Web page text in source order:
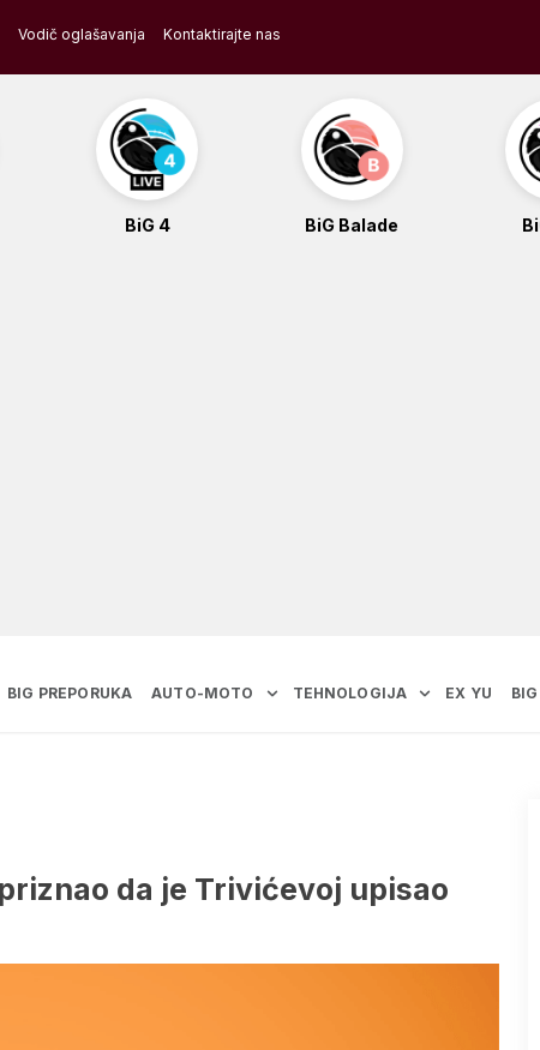
Vodič oglašavanja Kontaktirajte nas
BiG 4 BiG Balade
BIG PREPORUKA AUTO-MOTO TEHNOLOGIJA EX YU
da je Trivićevoj upisao